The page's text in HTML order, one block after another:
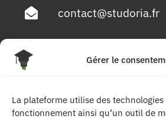
Gérer le
La plateforme utilise des technologies
fonctionnement ainsi qu’un outil de
contact@studoria.fr
4 Rue Georges
Suivez-